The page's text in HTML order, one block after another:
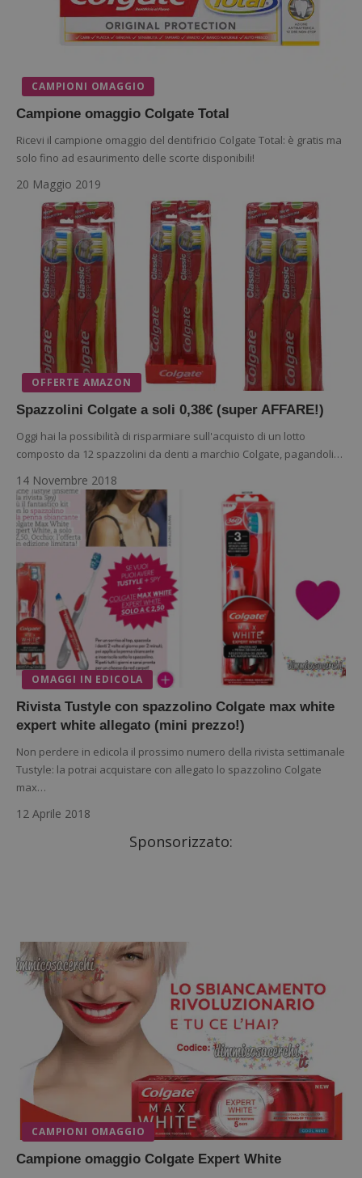
CAMPIONI OMAGGIO
Campione omaggio Colgate Total
Ricevi il campione omaggio del dentifricio Colgate Total: è gratis ma
solo fino ad esaurimento delle scorte disponibili!
20 Maggio 2019
OFFERTE AMAZON
Spazzolini Colgate a soli 0,38€ (super AFFARE!)
Oggi hai la possibilità di risparmiare sull'acquisto di un lotto
composto da 12 spazzolini da denti a marchio Colgate, pagandoli…
14 Novembre 2018
OMAGGI IN EDICOLA
Rivista Tustyle con spazzolino Colgate max white
expert white allegato (mini prezzo!)
Non perdere in edicola il prossimo numero della rivista settimanale
Tustyle: la potrai acquistare con allegato lo spazzolino Colgate
max…
12 Aprile 2018
Sponsorizzato:
CAMPIONI OMAGGIO
Campione omaggio Colgate Expert White